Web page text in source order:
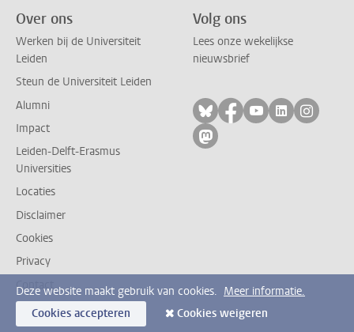
Over ons
Werken bij de Universiteit
Leiden
Steun de Universiteit Leiden
Alumni
Impact
Leiden-Delft-Erasmus
Universities
Locaties
Disclaimer
Cookies
Privacy
Contact
Volg ons
Lees onze wekelijkse
nieuwsbrief
Volg ons op bluesky
Volg ons op
Volg ons op
Volg ons
Volg
Volg ons op mastodon
Deze website maakt gebruik van cookies. Meer informatie.
Cookies accepteren
Cookies weigeren